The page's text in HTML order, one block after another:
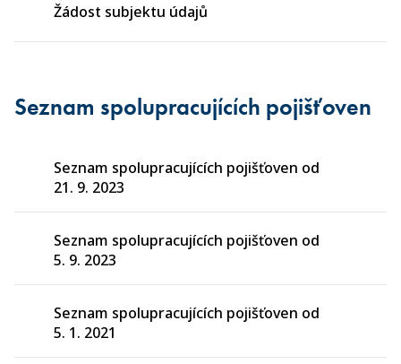
Žádost subjektu údajů
Seznam spolupracujících pojišťoven
Seznam spolupracujících pojišťoven od
21. 9. 2023
Seznam spolupracujících pojišťoven od
5. 9. 2023
Seznam spolupracujících pojišťoven od
5. 1. 2021